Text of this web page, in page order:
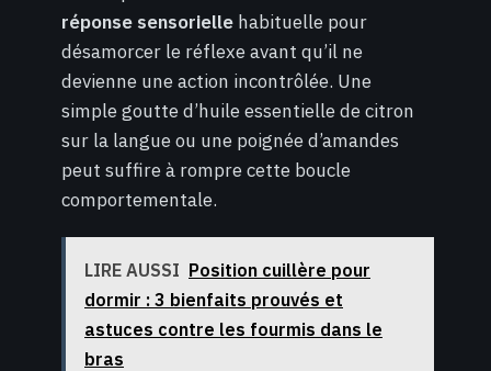
réponse sensorielle habituelle pour
désamorcer le réflexe avant qu’il ne
devienne une action incontrôlée. Une
simple goutte d’huile essentielle de citron
sur la langue ou une poignée d’amandes
peut suffire à rompre cette boucle
comportementale.
LIRE AUSSI Position cuillère pour
dormir : 3 bienfaits prouvés et
astuces contre les fourmis dans le
bras